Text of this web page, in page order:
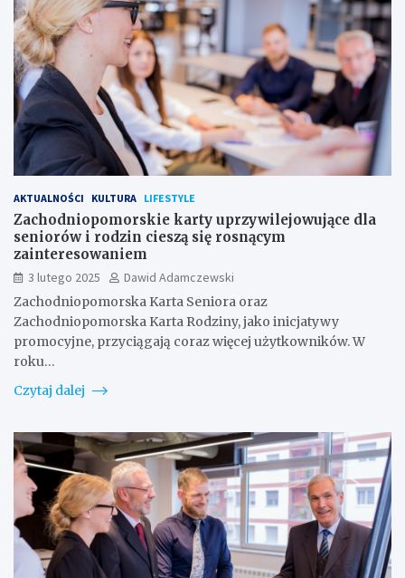
AKTUALNOŚCI KULTURA LIFESTYLE
Zachodniopomorskie karty uprzywilejowujące dla
seniorów i rodzin cieszą się rosnącym
zainteresowaniem
3 lutego 2025
Dawid Adamczewski
Zachodniopomorska Karta Seniora oraz
Zachodniopomorska Karta Rodziny, jako inicjatywy
promocyjne, przyciągają coraz więcej użytkowników. W
roku…
Czytaj dalej